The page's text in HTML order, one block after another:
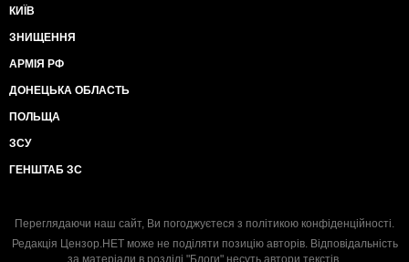
КИЇВ
ЗНИЩЕННЯ
АРМІЯ РФ
ДОНЕЦЬКА ОБЛАСТЬ
ПОЛЬЩА
ЗСУ
ГЕНШТАБ ЗС
Переглядаючи наш сайт, Ви погоджуєтеся з політикою конфіденційності.
Редакція Цензор.НЕТ може не поділяти позицію авторів. Відповідальність
за матеріали в розділі "Блоги" несуть автори текстів.